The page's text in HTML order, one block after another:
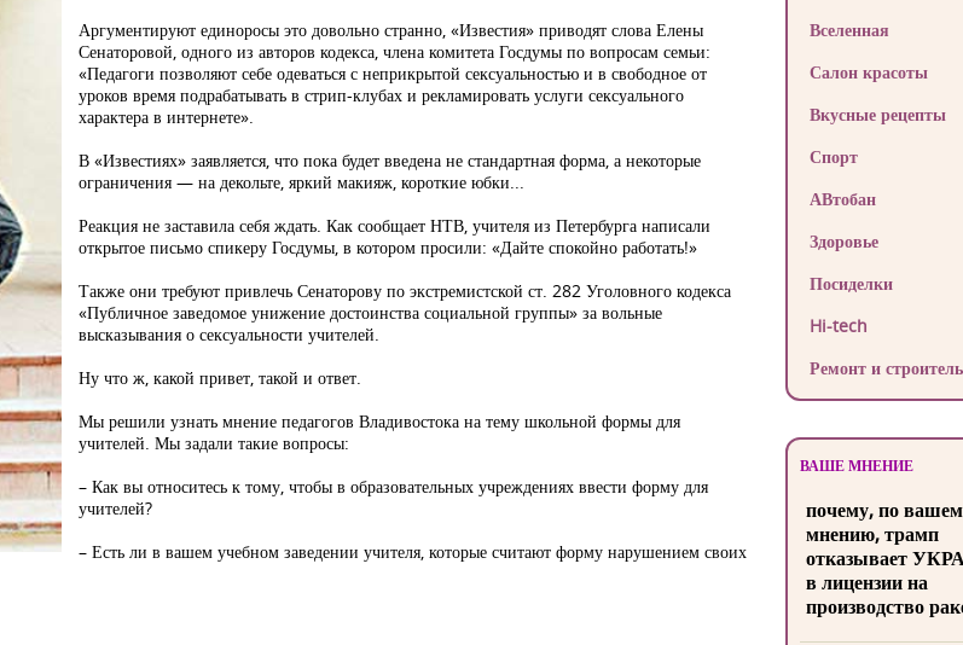
Аргументируют единоросы это довольно странно, «Известия» приводят слова Елены
Сенаторовой, одного из авторов кодекса, члена комитета Госдумы по вопросам семьи:
«Педагоги позволяют себе одеваться с неприкрытой сексуальностью и в свободное от
уроков время подрабатывать в стрип-клубах и рекламировать услуги сексуального
характера в интернете».
В «Известиях» заявляется, что пока будет введена не стандартная форма, а некоторые
ограничения — на декольте, яркий макияж, короткие юбки...
Реакция не заставила себя ждать. Как сообщает НТВ, учителя из Петербурга написали
открытое письмо спикеру Госдумы, в котором просили: «Дайте спокойно работать!»
Также они требуют привлечь Сенаторову по экстремистской ст. 282 Уголовного кодекса
«Публичное заведомое унижение достоинства социальной группы» за вольные
высказывания о сексуальности учителей.
Ну что ж, какой привет, такой и ответ.
Мы решили узнать мнение педагогов Владивостока на тему школьной формы для
учителей. Мы задали такие вопросы:
– Как вы относитесь к тому, чтобы в образовательных учреждениях ввести форму для
учителей?
– Есть ли в вашем учебном заведении учителя, которые считают форму нарушением своих
Вселенная
Салон красоты
Вкусные рецепты
Спорт
АВтобан
Здоровье
Посиделки
Hi-tech
Ремонт и
ВАШЕ МНЕНИЕ
почему, по
мнению, трамп
отказывает
в лицензии на
производство